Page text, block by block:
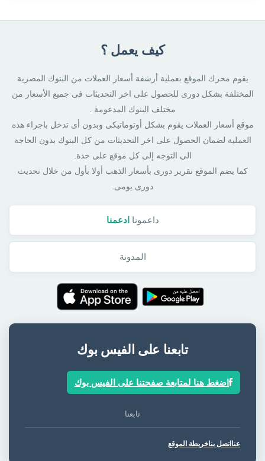
كيف يعمل ؟
يقوم محرك الموقع بعملية أرشفة أسعار العملات من البنوك المصرية
المختلفة بشكل دورى للحصول على اخر التحديثات فى جميع الأسعار من
مختلف البنوك المدعومة .
موقع أسعار العملات يقوم بشكل أوتوماتيكى وبدون أى تدخل باجراء هذه
العملية لضمان الحصول على اخر التحديثات من كل البنوك بدون الحاجة
الى التوجه إلى كل موقع على حدة.
كما يضم الموقع تقرير دورى بأسعار الذهب أولا بأول من خلال تحديث
دورى يومى.
داعمونا ادعمنا
المدونة
تابعنا على الفيس بوك
اضغط هنا لمتابعة صفحتنا على الفيس بوك
تابعنا
عنا اتصل بناخريطة الموقع